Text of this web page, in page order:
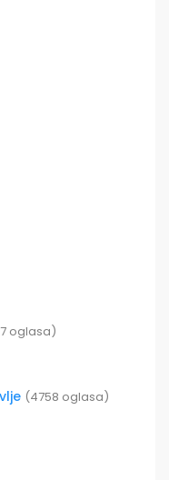
oglasa)
(4758 oglasa)